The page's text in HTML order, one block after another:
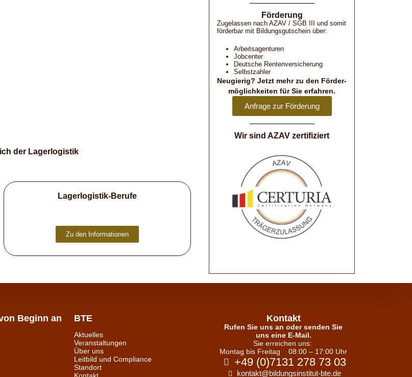
der Lagerlogistik
Lagerlogistik-Berufe
Zu den Informationen
Förderung
Zugelassen nach AZAV / SGB III und somit
förderbar mit Bildungsgutschein über:
Arbeitsagenturen
Jobcenter
Deutsche Rentenversicherung
Selbstzahler
Neugierig? Jetzt mehr zu den Förder­
möglich­keiten für Sie erfahren.
Anfrage zur Förderung
Wir sind AZAV zertifiziert
Beginn an BTE
Aktuelles
Veranstaltungen
Über uns
Leitbild und Compliance
Standort
Kontakt
Rufen Sie uns an oder senden Sie
uns eine E-Mail.
Sie erreichen uns:
Montag bis Freitag 08:00 – 17:00 Uhr
+49 (0)7131 278 73 03
kontakt@bildungsinstitut-bte.de